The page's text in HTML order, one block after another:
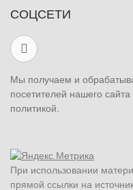
СОЦСЕТИ
Мы получаем и
посетителей нашего
политикой.
При использовании
прямой ссылки на